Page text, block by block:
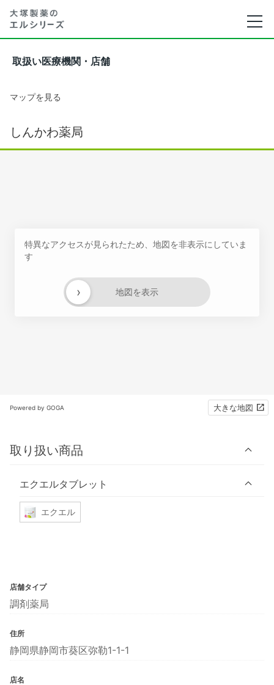
取扱い医療機関・店舗
マップを見る
しんかわ薬局
特異なアクセスが見られたため、地図を非表示にしていま
す
地図を表示
›
Powered by GOGA 大きな地図
取り扱い商品
エクエルタブレット
エクエル
店舗タイプ
調剤薬局
住所
静岡県静岡市葵区弥勒1-1-1
店名